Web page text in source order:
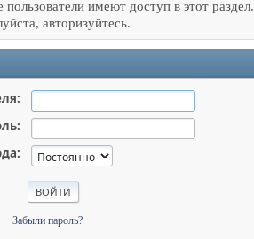
пользователи имеют доступ в этот раздел.
авторизуйтесь.
Забыли пароль?